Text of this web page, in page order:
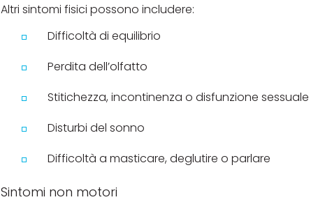
Altri sintomi fisici possono includere:
Difficoltà di equilibrio
Perdita dell’olfatto
Stitichezza, incontinenza o disfunzione sessuale
Disturbi del sonno
Difficoltà a masticare, deglutire o parlare
Sintomi non motori